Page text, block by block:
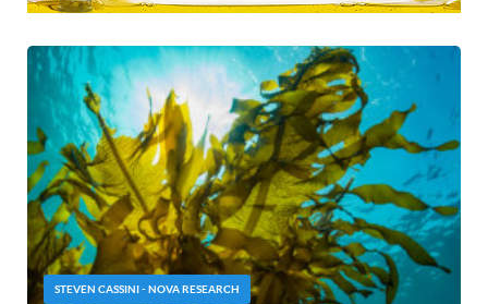
STEVEN CASSINI - NOVA RESEARCH